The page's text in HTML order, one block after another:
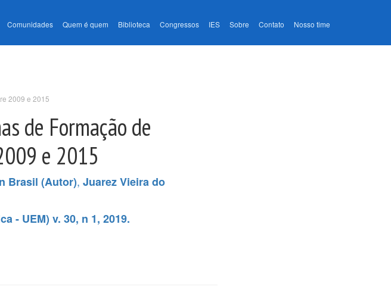
Comunidades Quem é quem Biblioteca Congressos IES Sobre Contato Nosso time
2009 e 2015
de Formação de
e 2015
Brasil (Autor), Juarez Vieira do
- UEM) v. 30, n 1, 2019.